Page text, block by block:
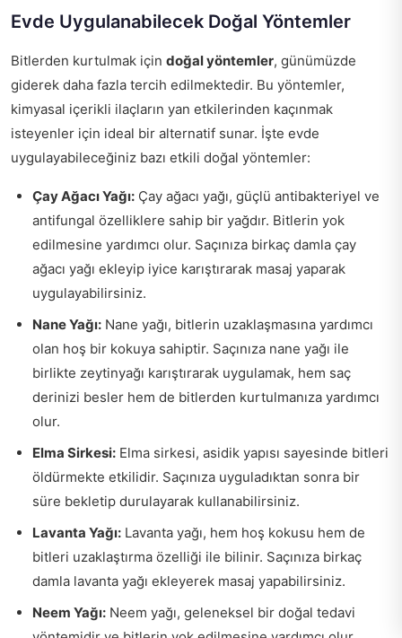
Evde Uygulanabilecek Doğal Yöntemler
Bitlerden kurtulmak için doğal yöntemler, günümüzde
giderek daha fazla tercih edilmektedir. Bu yöntemler,
kimyasal içerikli ilaçların yan etkilerinden kaçınmak
isteyenler için ideal bir alternatif sunar. İşte evde
uygulayabileceğiniz bazı etkili doğal yöntemler:
Çay Ağacı Yağı: Çay ağacı yağı, güçlü antibakteriyel ve
antifungal özelliklere sahip bir yağdır. Bitlerin yok
edilmesine yardımcı olur. Saçınıza birkaç damla çay
ağacı yağı ekleyip iyice karıştırarak masaj yaparak
uygulayabilirsiniz.
Nane Yağı: Nane yağı, bitlerin uzaklaşmasına yardımcı
olan hoş bir kokuya sahiptir. Saçınıza nane yağı ile
birlikte zeytinyağı karıştırarak uygulamak, hem saç
derinizi besler hem de bitlerden kurtulmanıza yardımcı
olur.
Elma Sirkesi: Elma sirkesi, asidik yapısı sayesinde bitleri
öldürmekte etkilidir. Saçınıza uyguladıktan sonra bir
süre bekletip durulayarak kullanabilirsiniz.
Lavanta Yağı: Lavanta yağı, hem hoş kokusu hem de
bitleri uzaklaştırma özelliği ile bilinir. Saçınıza birkaç
damla lavanta yağı ekleyerek masaj yapabilirsiniz.
Neem Yağı: Neem yağı, geleneksel bir doğal tedavi